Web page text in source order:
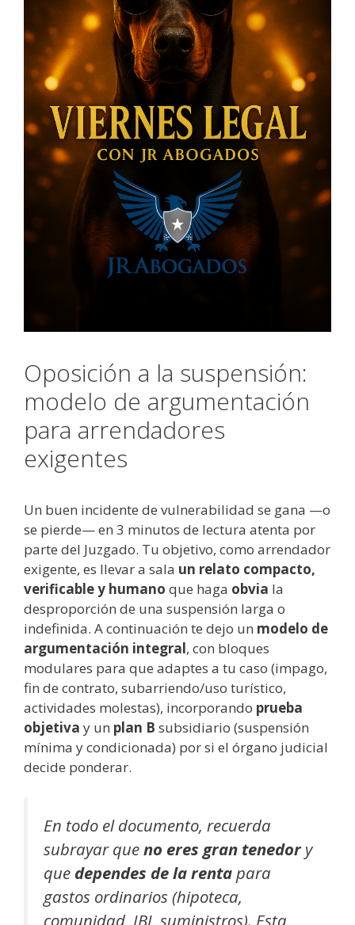
Oposición a la suspensión:
modelo de argumentación
para arrendadores
exigentes
Un buen incidente de vulnerabilidad se gana —o
se pierde— en 3 minutos de lectura atenta por
parte del Juzgado. Tu objetivo, como arrendador
exigente, es llevar a sala un relato compacto,
verificable y humano que haga obvia la
desproporción de una suspensión larga o
indefinida. A continuación te dejo un modelo de
argumentación integral, con bloques
modulares para que adaptes a tu caso (impago,
fin de contrato, subarriendo/uso turístico,
actividades molestas), incorporando prueba
objetiva y un plan B subsidiario (suspensión
mínima y condicionada) por si el órgano judicial
decide ponderar.
En todo el documento, recuerda
subrayar queno eres gran tenedory
que dependes de la renta para
gastos ordinarios (hipoteca,
comunidad, IBI, suministros). Esta